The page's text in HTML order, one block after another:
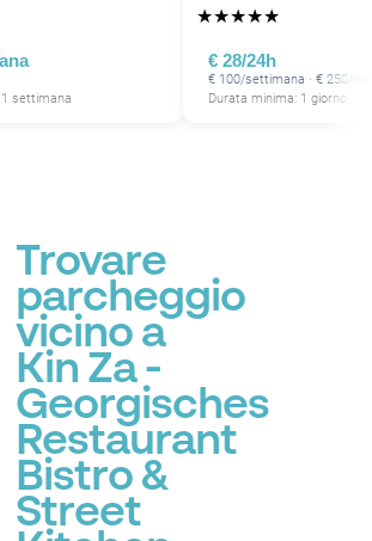
settimana
★★★★★
€ 28/24h
€ 100/settimana · € 250/
Durata minima: 1 giorno
Trovare
parcheggio
vicino a
Kin Za -
Georgisches
Restaurant
Bistro &
Street